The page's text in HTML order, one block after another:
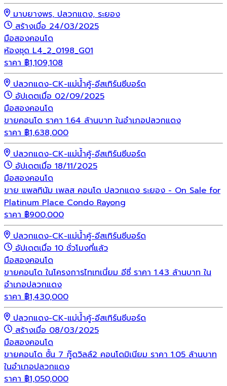
มาบยางพร, ปลวกแดง, ระยอง
สร้างเมื่อ 24/03/2025
มือสองคอนโด
ห้องชุด L4_2_0198_G01
ราคา ฿1,109,108
ปลวกแดง-CK-แม่น้ำคู้-อีสเทิร์นซีบอร์ด
อัปเดตเมื่อ 02/09/2025
มือสองคอนโด
ขายคอนโด ราคา 1.64 ล้านบาท ในอำเภอปลวกแดง
ราคา ฿1,638,000
ปลวกแดง-CK-แม่น้ำคู้-อีสเทิร์นซีบอร์ด
อัปเดตเมื่อ 18/11/2025
มือสองคอนโด
ขาย แพลทินัม เพลส คอนโด ปลวกแดง ระยอง - On Sale for
Platinum Place Condo Rayong
ราคา ฿900,000
ปลวกแดง-CK-แม่น้ำคู้-อีสเทิร์นซีบอร์ด
อัปเดตเมื่อ 10 ชั่วโมงที่แล้ว
มือสองคอนโด
ขายคอนโด ในโครงการไทเทเนี่ยม อีซี่ ราคา 1.43 ล้านบาท ใน
อำเภอปลวกแดง
ราคา ฿1,430,000
ปลวกแดง-CK-แม่น้ำคู้-อีสเทิร์นซีบอร์ด
สร้างเมื่อ 08/03/2025
มือสองคอนโด
ขายคอนโด ชั้น 7 กู๊ดวิลล์2 คอนโดมิเนียม ราคา 1.05 ล้านบาท
ในอำเภอปลวกแดง
ราคา ฿1,050,000